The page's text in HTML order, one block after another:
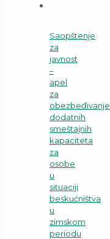
Saopštenje
za
javnost
–
apel
za
obezbeđivanje
dodatnih
smeštajnih
kapaciteta
za
osobe
u
situaciji
beskućništva
u
zimskom
periodu